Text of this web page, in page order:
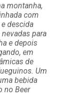
montanha,
com
descida
para
e depois
em
de
Um
bebida
no Beer